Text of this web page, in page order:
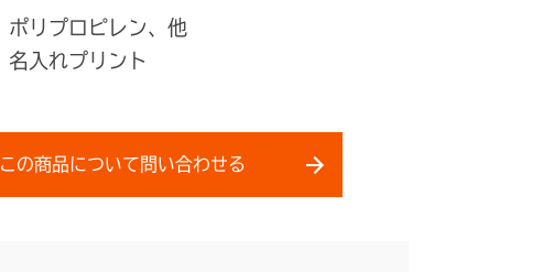
ポリプロピレン、他
名入れプリント
この商品について問い合わせる